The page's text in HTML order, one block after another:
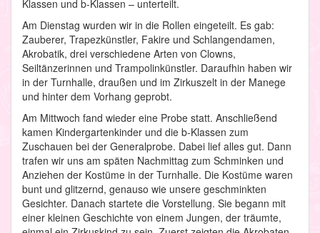
Klassen und b-Klassen – unterteilt.
Am Dienstag wurden wir in die Rollen eingeteilt. Es gab:
Zauberer, Trapezkünstler, Fakire und Schlangendamen,
Akrobatik, drei verschiedene Arten von Clowns,
Seiltänzerinnen und Trampolinkünstler. Daraufhin haben wir
in der Turnhalle, draußen und im Zirkuszelt in der Manege
und hinter dem Vorhang geprobt.
Am Mittwoch fand wieder eine Probe statt. Anschließend
kamen Kindergartenkinder und die b-Klassen zum
Zuschauen bei der Generalprobe. Dabei lief alles gut. Dann
trafen wir uns am späten Nachmittag zum Schminken und
Anziehen der Kostüme in der Turnhalle. Die Kostüme waren
bunt und glitzernd, genauso wie unsere geschminkten
Gesichter. Danach startete die Vorstellung. Sie begann mit
einer kleinen Geschichte von einem Jungen, der träumte,